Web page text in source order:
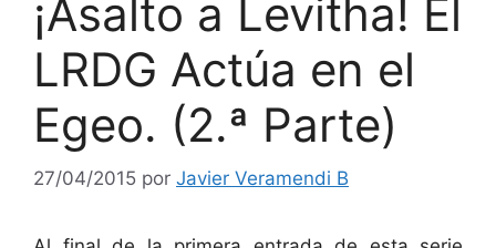
¡Asalto a Levitha! El
LRDG Actúa en el
Egeo. (2.ª Parte)
27/04/2015 por Javier Veramendi B